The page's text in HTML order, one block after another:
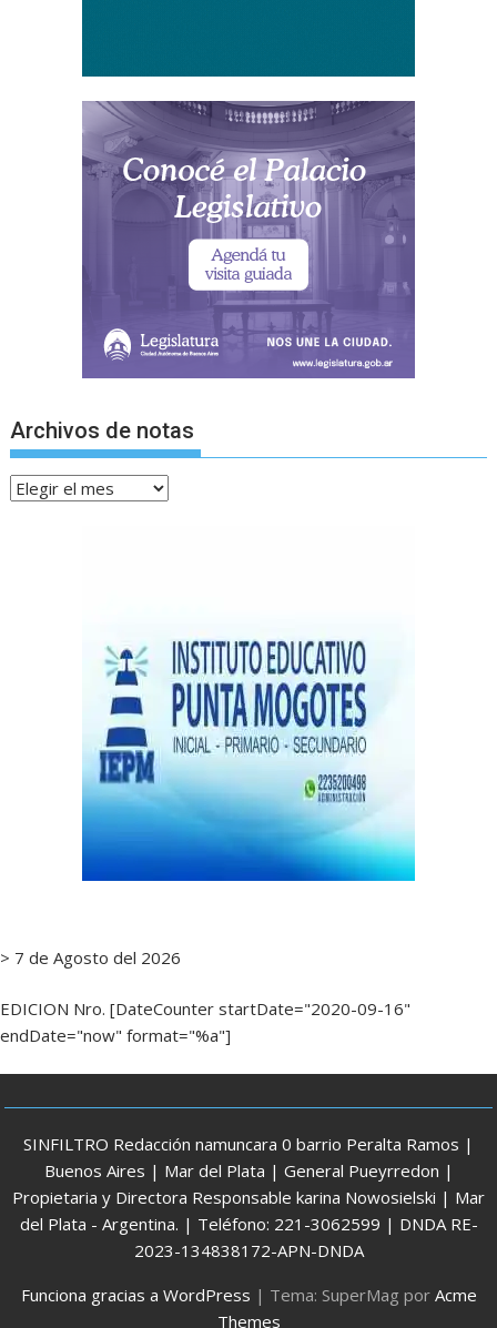
Archivos de notas
Archivos
> 7 de Agosto del 2026
EDICION Nro. [DateCounter startDate="2020-09-16"
endDate="now" format="%a"]
SINFILTRO Redacción namuncara 0 barrio Peralta Ramos |
Buenos Aires | Mar del Plata | General Pueyrredon |
Propietaria y Directora Responsable karina Nowosielski | Mar
del Plata - Argentina. | Teléfono: 221-3062599 | DNDA RE-
2023-134838172-APN-DNDA
Funciona gracias a WordPress | Tema: SuperMag por Acme
Themes